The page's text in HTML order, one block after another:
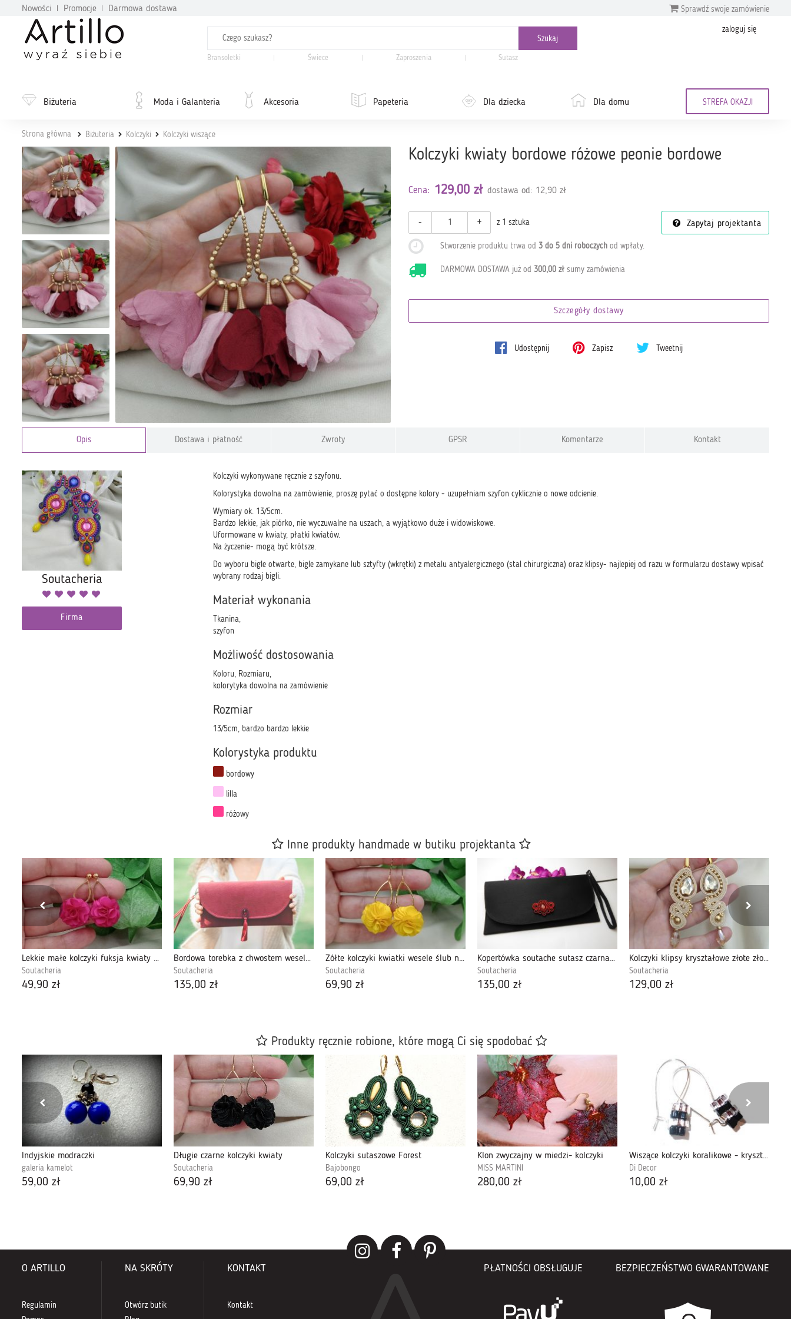
Nowości Promocje Darmowa dostawa Sprawdź swoje zamówienie
Bransoletki Świece Zaproszenia Sutasz
zaloguj się
Biżuteria Moda i Galanteria Akcesoria Papeteria Dla dziecka Dla domu STREFA OKAZJI
Strona główna Biżuteria Kolczyki Kolczyki wiszące
Kolczyki kwiaty bordowe różowe peonie bordowe
Cena: 129,00 zł dostawa od: 12,90 zł
- + z 1 sztuka Zapytaj projektanta
Stworzenie produktu trwa od 3 do 5 dni roboczychod wpłaty.
DARMOWA DOSTAWA już od 300,00 złsumy zamówienia
Szczegóły dostawy
Udostępnij Zapisz Tweetnij
Opis Dostawa i płatność Zwroty GPSR Komentarze Kontakt
Kolczyki wykonywane ręcznie z szyfonu.
Kolorystyka dowolna na zamówienie, proszę pytać o dostępne kolory - uzupełniam szyfon cyklicznie o nowe odcienie.
Wymiary ok. 13/5cm.
Bardzo lekkie, jak piórko, nie wyczuwalne na uszach, a wyjątkowo duże i widowiskowe.
Uformowane w kwiaty, płatki kwiatów.
Na życzenie- mogą być krótsze.
Do wyboru bigle otwarte, bigle zamykane lub sztyfty (wkrętki) z metalu antyalergicznego (stal chirurgiczna) oraz klipsy- najlepiej od razu w formularzu dostawy wpisać
wybrany rodzaj bigli.
Materiał wykonania
Tkanina,
szyfon
Możliwość dostosowania
Koloru, Rozmiaru,
kolorytyka dowolna na zamówienie
Rozmiar
13/5cm, bardzo bardzo lekkie
Kolorystyka produktu
bordowy
lilla
różowy
Soutacheria
Firma
Inne produkty handmade w butiku projektanta
Lekkie małe kolczyki fuksja kwiaty sztyfty
Soutacheria
49,90 zł
Bordowa torebka z chwostem wesele święta boho
Soutacheria
135,00 zł
Żółte kolczyki kwiatki wesele ślub na lato
Soutacheria
69,90 zł
Kopertówka soutache sutasz czarna czerwona
Soutacheria
135,00 zł
Kolczyki klipsy kryształowe złote złociste
Soutacheria
129,00 zł
Produkty ręcznie robione, które mogą Ci się spodobać
Indyjskie modraczki
galeria kamelot
59,00 zł
Długie czarne kolczyki kwiaty
Soutacheria
69,90 zł
Kolczyki sutaszowe Forest
Bajobongo
69,00 zł
Klon zwyczajny w miedzi- kolczyki
MISS MARTINI
280,00 zł
Wiszące kolczyki koralikowe - kryształ w czerni
Di Decor
10,00 zł
O ARTILLO
Regulamin
NA SKRÓTY
Otwórz butik
KONTAKT
Kontakt
PŁATNOŚCI OBSŁUGUJE BEZPIECZEŃSTWO GWARANTOWANE